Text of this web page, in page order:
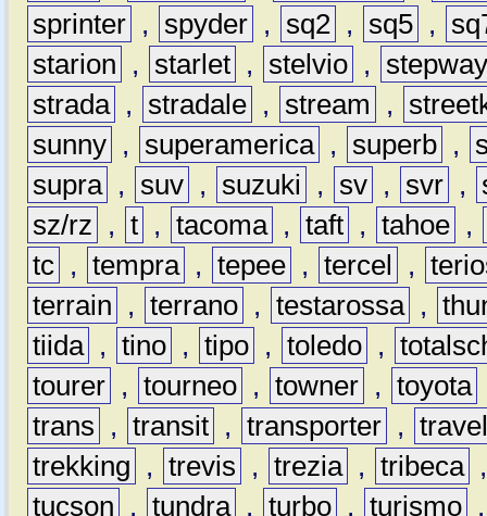
sprinter , spyder , sq2 , sq5 ,
starion
, starlet , stelvio ,
strada , stradale , stream ,
sunny , superamerica , superb ,
supra , suv , suzuki , sv , svr ,
sz/rz
, t , tacoma , taft , tahoe ,
tc , tempra , tepee , tercel ,
terrain
, terrano , testarossa ,
tiida , tino , tipo , toledo ,
tourer , tourneo , towner , toyota
trans
, transit , transporter ,
trekking
, trevis , trezia , tribeca
tucson
, tundra , turbo , turismo